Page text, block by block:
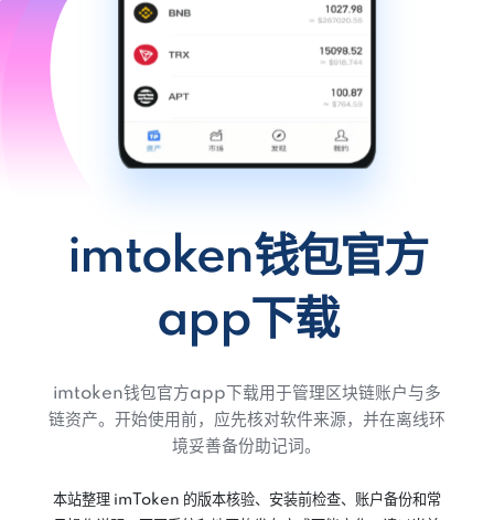
imtoken钱包官方
app下载
imtoken钱包官方app下载用于管理区块链账户与多
链资产。开始使用前，应先核对软件来源，并在离线环
境妥善备份助记词。
本站整理 imToken 的版本核验、安装前检查、账户备份和常